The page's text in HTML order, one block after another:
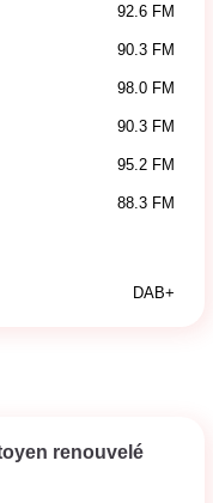
92.6 FM
90.3 FM
98.0 FM
90.3 FM
95.2 FM
88.3 FM
DAB+
renouvelé